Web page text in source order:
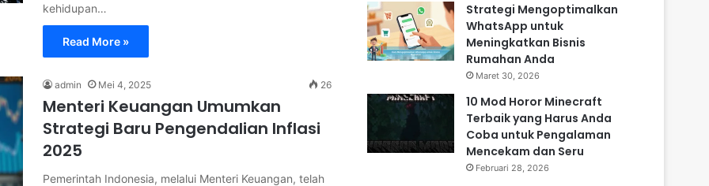
kehidupan…
Read More »
admin Mei 4, 2025 26
Menteri Keuangan Umumkan
Strategi Baru Pengendalian Inflasi
2025
Pemerintah Indonesia, melalui Menteri Keuangan, telah
Strategi Mengoptimalkan
WhatsApp untuk
Meningkatkan Bisnis
Rumahan Anda
Maret 30, 2026
10 Mod Horor Minecraft
Terbaik yang Harus Anda
Coba untuk Pengalaman
Mencekam dan Seru
Februari 28, 2026